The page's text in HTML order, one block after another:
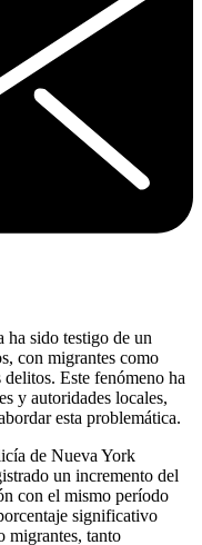
ha sido testigo de un
con migrantes como
delitos. Este fenómeno ha
y autoridades locales,
esta problemática.
de Nueva York
un incremento del
con el mismo período
significativo
migrantes, tanto